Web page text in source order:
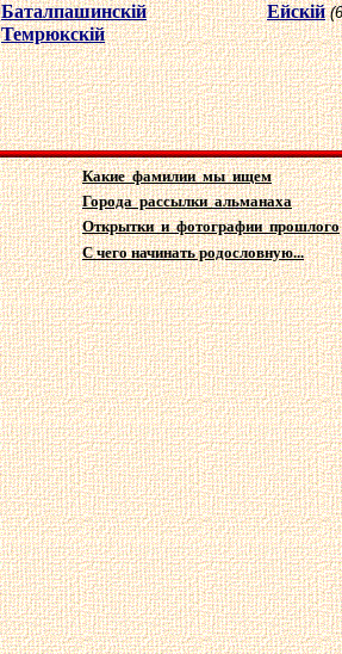
Баталпашинскiй Ейскiй
Темрюкскiй
Какие фамилии мы ищем
Города рассылки альманаха
Открытки и фотографии прошлого
С чего начинать родословную...